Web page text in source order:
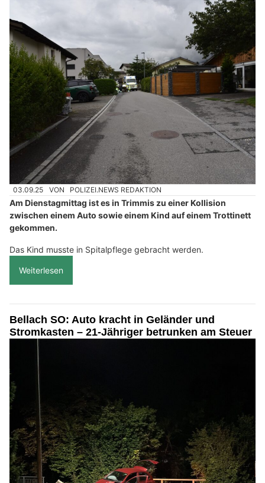
03.09.25 VON POLIZEI.NEWS REDAKTION
Am Dienstagmittag ist es in Trimmis zu einer Kollision
zwischen einem Auto sowie einem Kind auf einem Trottinett
gekommen.
Das Kind musste in Spitalpflege gebracht werden.
Weiterlesen
Bellach SO: Auto kracht in Geländer und
Stromkasten – 21-Jähriger betrunken am Steuer